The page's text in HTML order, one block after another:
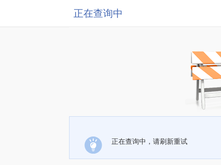
正在查询中
正在查询中，请刷新重试